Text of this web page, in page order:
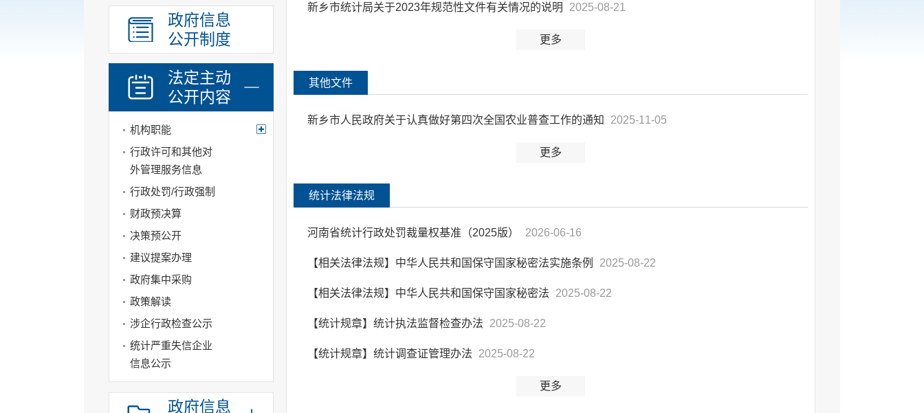
政府信息
公开制度
法定主动
公开内容
机构职能
行政许可和其他对
外管理服务信息
行政处罚/行政强制
财政预决算
决策预公开
建议提案办理
政府集中采购
政策解读
涉企行政检查公示
统计严重失信企业
信息公示
政府信息
新乡市统计局关于2023年规范性文件有关情况的说明 2025-08-21
更多
其他文件
新乡市人民政府关于认真做好第四次全国农业普查工作的通知 2025-11-05
更多
统计法律法规
河南省统计行政处罚裁量权基准（2025版） 2026-06-16
【相关法律法规】中华人民共和国保守国家秘密法实施条例 2025-08-22
【相关法律法规】中华人民共和国保守国家秘密法 2025-08-22
【统计规章】统计执法监督检查办法 2025-08-22
【统计规章】统计调查证管理办法 2025-08-22
更多